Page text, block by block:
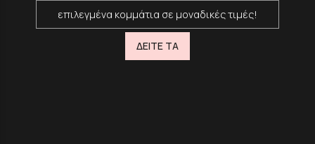
επιλεγμένα κομμάτια σε μοναδικές τιμές!
ΔΕΙΤΕ ΤΑ